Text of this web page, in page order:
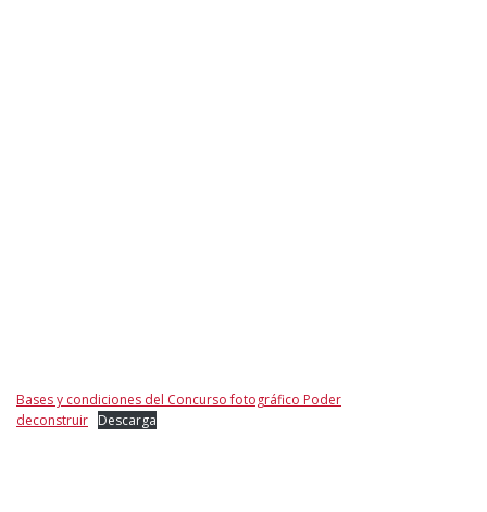
Bases y condiciones del Concurso fotográfico Poder
deconstruir Descarga